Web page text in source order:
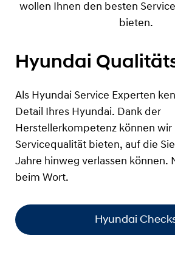
wollen Ihnen den besten
bieten.
Hyundai
Als Hyundai Service Experten
Detail Ihres Hyundai. Dank der
Herstellerkompetenz können wir
Servicequalität bieten, auf die
Jahre hinweg verlassen können.
beim Wort.
Hyundai